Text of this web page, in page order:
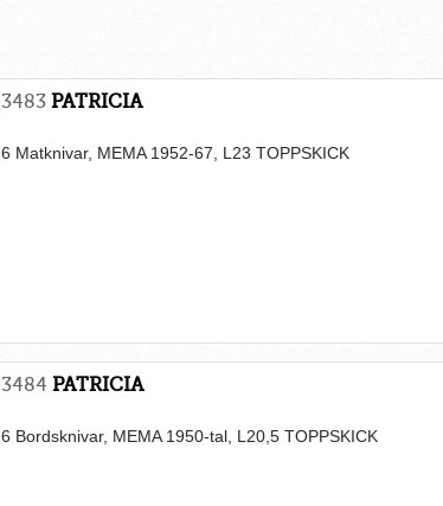
3483 PATRICIA
6 Matknivar, MEMA 1952-67, L23 TOPPSKICK
3484 PATRICIA
6 Bordsknivar, MEMA 1950-tal, L20,5 TOPPSKICK